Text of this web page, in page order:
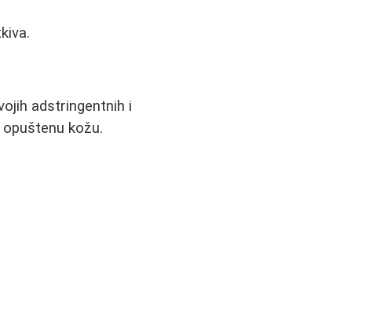
adstringentnih i
kožu.